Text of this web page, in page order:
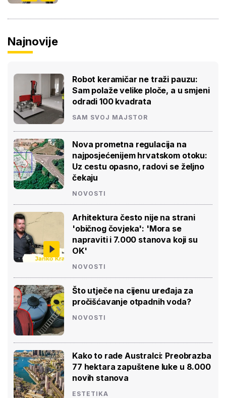
Najnovije
Robot keramičar ne traži pauzu:
Sam polaže velike ploče, a u smjeni
odradi 100 kvadrata
SAM SVOJ MAJSTOR
Nova prometna regulacija na
najposjećenijem hrvatskom otoku:
Uz cestu opasno, radovi se željno
čekaju
NOVOSTI
Arhitektura često nije na strani
'običnog čovjeka': 'Mora se
napraviti i 7.000 stanova koji su
OK'
NOVOSTI
Što utječe na cijenu uređaja za
pročišćavanje otpadnih voda?
NOVOSTI
Kako to rade Australci: Preobrazba
77 hektara zapuštene luke u 8.000
novih stanova
ESTETIKA